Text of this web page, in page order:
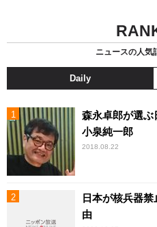
ニュースの人気
Daily
森永卓郎が選ぶ
小泉純一郎
2018.08.22
日本が核兵器
由